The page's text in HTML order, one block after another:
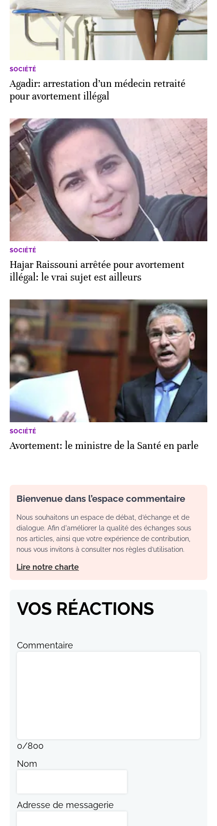
SOCIÉTÉ
Agadir: arrestation d’un médecin retraité
pour avortement illégal
SOCIÉTÉ
Hajar Raissouni arrêtée pour avortement
illégal: le vrai sujet est ailleurs
SOCIÉTÉ
Avortement: le ministre de la Santé en parle
Bienvenue dans l’espace commentaire
Nous souhaitons un espace de débat, d’échange et de
dialogue. Afin d'améliorer la qualité des échanges sous
nos articles, ainsi que votre expérience de contribution,
nous vous invitons à consulter nos règles d’utilisation.
Lire notre charte
VOS RÉACTIONS
Commentaire
0/800
Nom
Adresse de messagerie